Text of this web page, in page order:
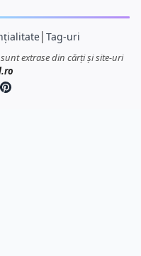
│ Tag-uri
extrase din cărți și site-uri